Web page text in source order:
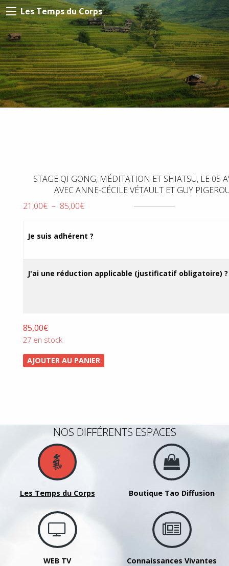
Les Temps du Corps
STAGE QI GONG, MÉDITATION ET SHIATSU, LE 05
AVEC ANNE-CÉCILE VÉTAULT ET GUY
21,00€ – 85,00€Plage
prix :
85,00€
Je suis adhérent ?
J'ai une réduction applicable (justificatif obligatoire) ?
85,00€
27 en stock
AJOUTER AU PANIER
NOS DIFFÉRENTS ESPACES
Les Temps du Corps Boutique Tao Diffusion
WEB TV Connaissances Vivantes